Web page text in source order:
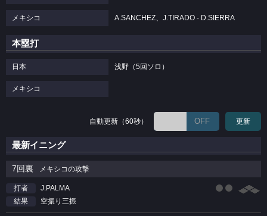
メキシコ A.SANCHEZ、J.TIRADO - D.SIERRA
本塁打
日本 浅野（5回ソロ）
メキシコ
自動更新（60秒） OFF 更新
最新イニング
7回裏 メキシコの攻撃
打者
J.PALMA
結果
空振り三振